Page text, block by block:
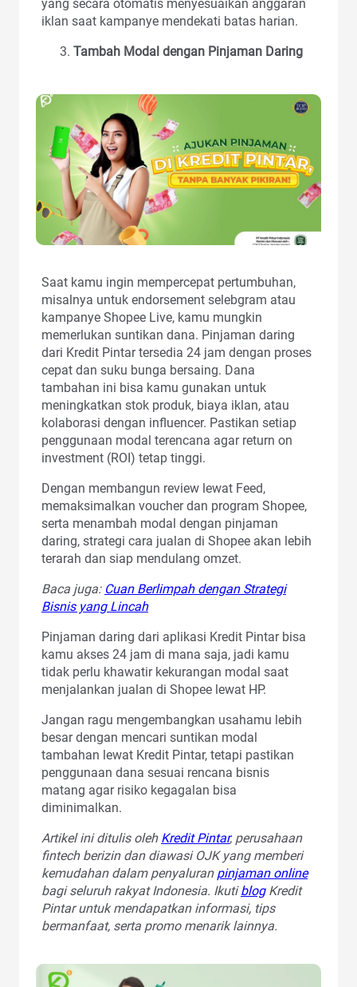
yang secara otomatis menyesuaikan anggaran
iklan saat kampanye mendekati batas harian.
Tambah Modal dengan Pinjaman Daring
Saat kamu ingin mempercepat pertumbuhan,
misalnya untuk endorsement selebgram atau
kampanye Shopee Live, kamu mungkin
memerlukan suntikan dana. Pinjaman daring
dari Kredit Pintar tersedia 24 jam dengan proses
cepat dan suku bunga bersaing. Dana
tambahan ini bisa kamu gunakan untuk
meningkatkan stok produk, biaya iklan, atau
kolaborasi dengan influencer. Pastikan setiap
penggunaan modal terencana agar return on
investment (ROI) tetap tinggi.
Dengan membangun review lewat Feed,
memaksimalkan voucher dan program Shopee,
serta menambah modal dengan pinjaman
daring, strategi cara jualan di Shopee akan lebih
terarah dan siap mendulang omzet.
Baca juga: Cuan Berlimpah dengan Strategi
Bisnis yang Lincah
Pinjaman daring dari aplikasi Kredit Pintar bisa
kamu akses 24 jam di mana saja, jadi kamu
tidak perlu khawatir kekurangan modal saat
menjalankan jualan di Shopee lewat HP.
Jangan ragu mengembangkan usahamu lebih
besar dengan mencari suntikan modal
tambahan lewat Kredit Pintar, tetapi pastikan
penggunaan dana sesuai rencana bisnis
matang agar risiko kegagalan bisa
diminimalkan.
Artikel ini ditulis oleh Kredit Pintar, perusahaan
fintech berizin dan diawasi OJK yang memberi
kemudahan dalam penyaluran pinjaman online
bagi seluruh rakyat Indonesia. IkutiblogKredit
Pintar untuk mendapatkan informasi, tips
bermanfaat, serta promo menarik lainnya.